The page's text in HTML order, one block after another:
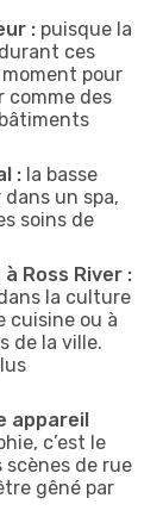
: puisque la
ces
moment pour
des
: la basse
un spa,
soins de
Ross River :
la culture
cuisine ou à
de la ville.
appareil
c’est le
de rue
gêné par